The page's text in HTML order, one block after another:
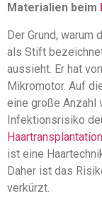
Materialien beim
Der Grund, warum
als Stift
aussieht. Er hat
Mikromotor. Auf
eine große Anzahl
Infektionsrisiko
ist eine
Daher ist das
verkürzt.